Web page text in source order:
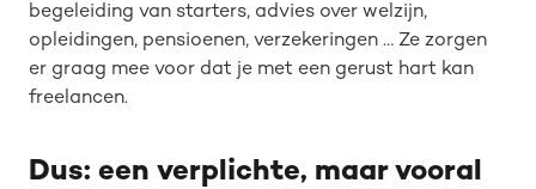
begeleiding van starters, advies over welzijn,
opleidingen, pensioenen, verzekeringen … Ze zorgen
er graag mee voor dat je met een gerust hart kan
freelancen.
Dus: een verplichte, maar vooral